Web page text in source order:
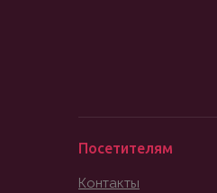
Посетителям
Контакты